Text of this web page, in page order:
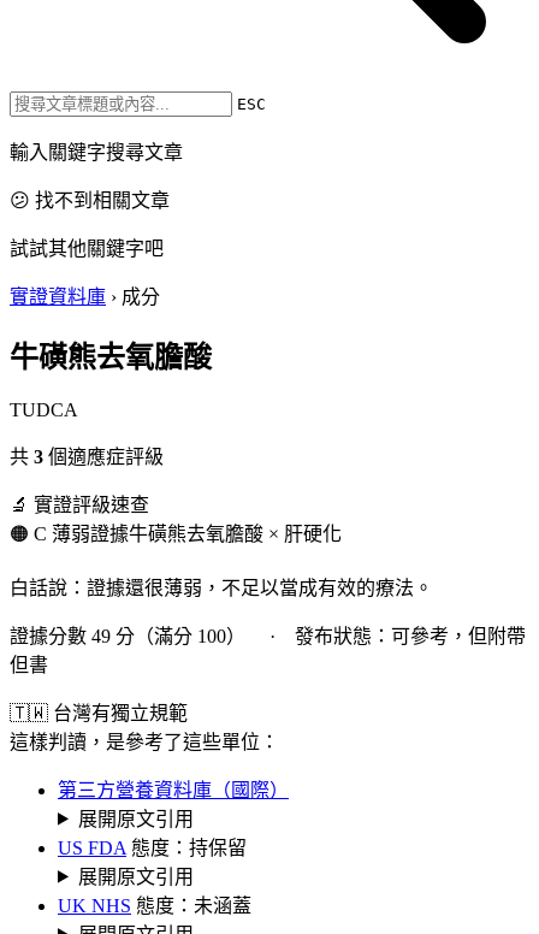
ESC
輸入關鍵字搜尋文章
😕 找不到相關文章
試試其他關鍵字吧
實證資料庫 › 成分
牛磺熊去氧膽酸
TUDCA
共 3 個適應症評級
🔬 實證評級速查
🟠 C 薄弱證據牛磺熊去氧膽酸 × 肝硬化
白話說：證據還很薄弱，不足以當成有效的療法。
證據分數 49 分（滿分 100） · 發布狀態：可參考，但附帶
但書
🇹🇼 台灣有獨立規範
這樣判讀，是參考了這些單位：
第三方營養資料庫（國際）
展開原文引用
US FDA 態度：持保留
展開原文引用
UK NHS 態度：未涵蓋